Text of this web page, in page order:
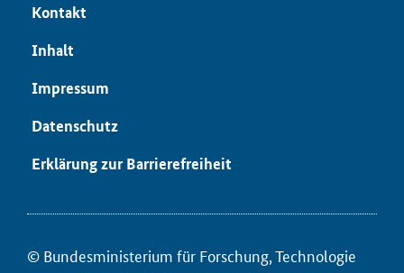
Kon­takt
In­halt
Im­pres­sum
Da­ten­schutz
Er­klä­rung zur Bar­rie­re­frei­heit
© Bun­des­mi­nis­te­ri­um für ­For­schung, Tech­no­lo­gie